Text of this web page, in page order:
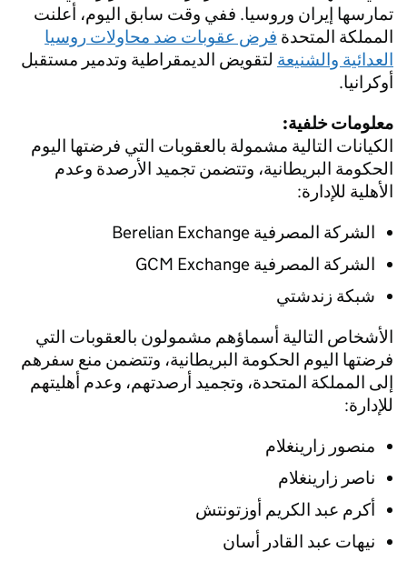
تمارسها إيران وروسيا. ففي وقت سابق اليوم، أعلنت
المملكة المتحدة فرض عقوبات ضد محاولات روسيا
العدائية والشنيعة لتقويض الديمقراطية وتدمير مستقبل
أوكرانيا.
معلومات خلفية:
الكيانات التالية مشمولة بالعقوبات التي فرضتها اليوم
الحكومة البريطانية، وتتضمن تجميد الأرصدة وعدم
الأهلية للإدارة:
الشركة المصرفية Berelian Exchange
الشركة المصرفية GCM Exchange
شبكة زندشتي
الأشخاص التالية أسماؤهم مشمولون بالعقوبات التي
فرضتها اليوم الحكومة البريطانية، وتتضمن منع سفرهم
إلى المملكة المتحدة، وتجميد أرصدتهم، وعدم أهليتهم
للإدارة:
منصور زارينغلام
ناصر زارينغلام
أكرم عبد الكريم أوزتونتش
نيهات عبد القادر أسان